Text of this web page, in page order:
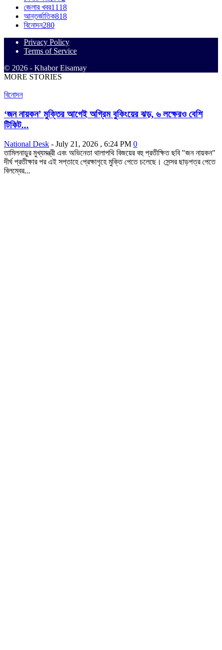
জেলার খবর1118
আন্তর্জাতিক818
বিনোদন280
Privacy Policy
Terms of Service
© 2026 - Khabor Eisamay
MORE STORIES
বিনোদন
‘জন নায়কন’ মুক্তির আগেই অগ্রিম বুকিংয়ের ঝড়, ৬ লক্ষেরও বেশি
টিকিট...
National Desk - July 21, 2026 , 6:24 PM 0
তামিলনাড়ুর মুখ্যমন্ত্রী এবং অভিনেতা থালাপথি বিজয়ের বহু প্রতীক্ষিত ছবি "জন নায়কন"
দীর্ঘ প্রতীক্ষার পর এই সপ্তাহে প্রেক্ষাগৃহে মুক্তি পেতে চলেছে। সেন্সর ছাড়পত্র পেতে
বিলম্বের...